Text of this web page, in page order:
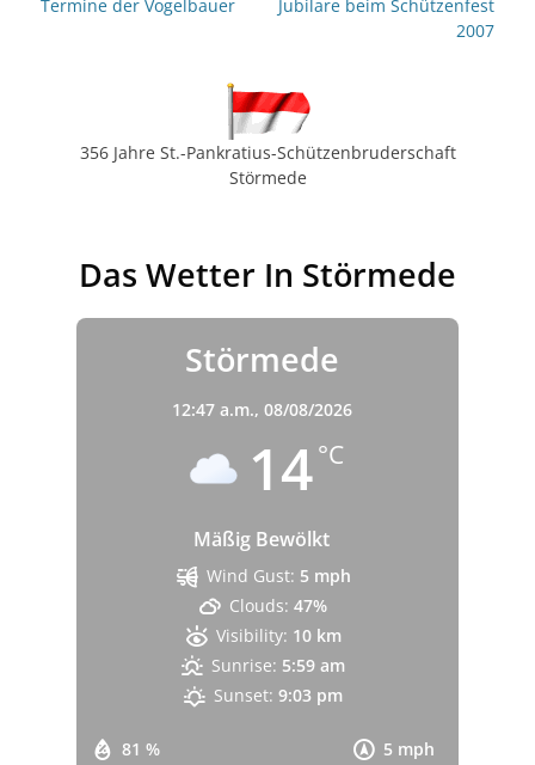
Termine der Vogelbauer
Jubilare beim Schützenfest
2007
356 Jahre St.-Pankratius-Schützenbruderschaft
Störmede
Das Wetter In Störmede
Störmede
12:47 a.m., 08/08/2026
14°C
Mäßig Bewölkt
81 % 5 mph
Wind Gust: 5 mph
Clouds: 47%
Visibility: 10 km
Sunrise: 5:59 am
Sunset: 9:03 pm